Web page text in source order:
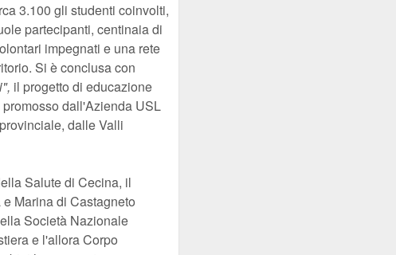
3.100 gli studenti coinvolti,
partecipanti, centinaia di
impegnati e una rete
Si è conclusa con
il progetto di educazione
dall'Azienda USL
dalle Valli
Salute di Cecina, il
Marina di Castagneto
Società Nazionale
e l'allora Corpo